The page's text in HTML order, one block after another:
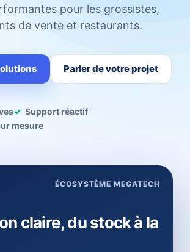
pour les grossistes,
de vente et restaurants.
Parler de votre projet
Support réactif
mesure
ÉCOSYSTÈME MEGATECH
claire, du stock à la